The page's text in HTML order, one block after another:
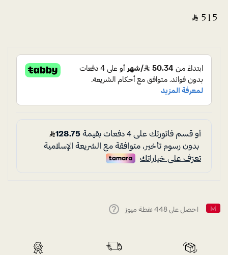
‎ ⃁ ⁦515⁩ ‎
احصل على 448 نقطة ميوز